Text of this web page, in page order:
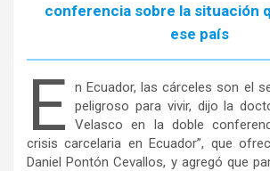
conferencia sobre la situación
ese país
E
n Ecuador, las cárceles son el
peligroso para vivir, dijo la
Velasco en la doble
crisis carcelaria en Ecuador”, que
Daniel Pontón Cevallos, y agregó que